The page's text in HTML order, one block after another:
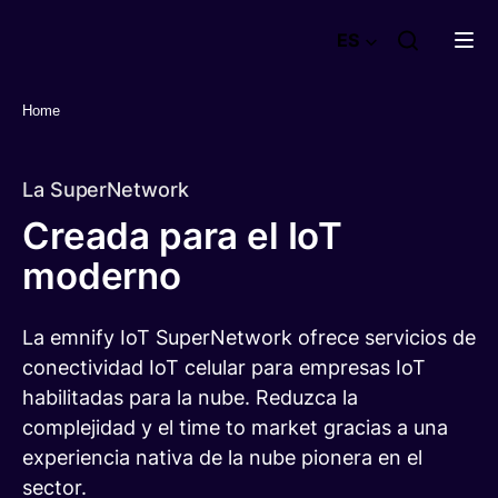
ES
Producto
emnify IoT SuperNetwork
emnify IoT eSIM
Cobertura IoT global
Gestión de conectividad IoT
Seguridad de IoT
Network Insights
Asistencia de expertos
Como funciona
Versión de prueba de plataforma
Soluciones
Área de negocio
Tarjeta SIM M2M
Tarjeta SIM GPS
Panel de control de IoT
Conectividad IoT satelital
Roaming de IoT
Gestión remota de IoT
Plataforma peer-to-peer (P2P) IoT
Recursos
Glosario IoT
Planes y Paquetes
Regístrese Gratis
Hable con nosotros
Home
La SuperNetwork
Creada para el IoT
moderno
La emnify IoT SuperNetwork ofrece servicios de
conectividad IoT celular para empresas IoT
habilitadas para la nube. Reduzca la
complejidad y el time to market gracias a una
experiencia nativa de la nube pionera en el
sector.